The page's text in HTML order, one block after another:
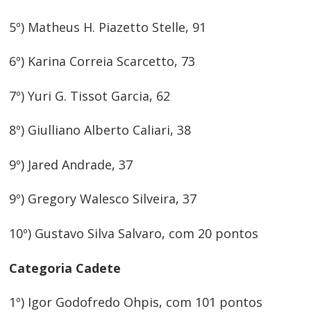
5º) Matheus H. Piazetto Stelle, 91
6º) Karina Correia Scarcetto, 73
7º) Yuri G. Tissot Garcia, 62
8º) Giulliano Alberto Caliari, 38
9º) Jared Andrade, 37
9º) Gregory Walesco Silveira, 37
10º) Gustavo Silva Salvaro, com 20 pontos
Categoria Cadete
1º) Igor Godofredo Ohpis, com 101 pontos